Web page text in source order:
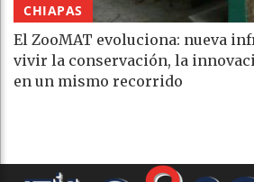
CHIAPAS
El ZooMAT evoluciona: nueva
vivir la conservación, la
en un mismo recorrido